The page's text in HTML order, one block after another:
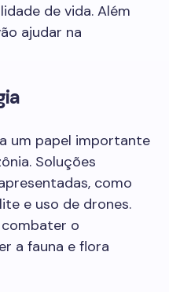
de vida. Além
ajudar na
um papel importante
Soluções
como
e uso de drones.
combater o
a fauna e flora